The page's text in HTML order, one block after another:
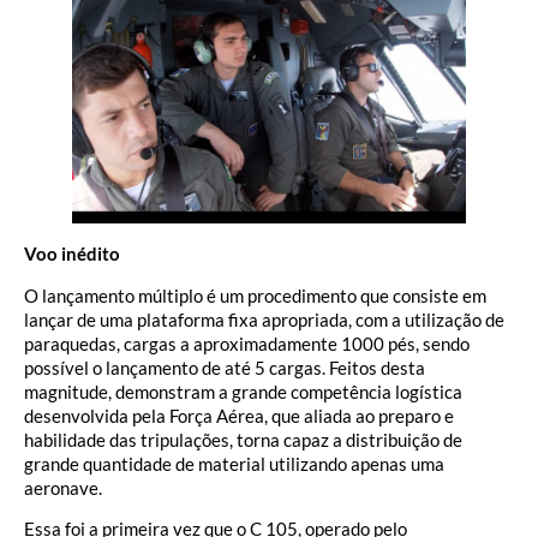
Voo inédito
O lançamento múltiplo é um procedimento que consiste em
lançar de uma plataforma fixa apropriada, com a utilização de
paraquedas, cargas a aproximadamente 1000 pés, sendo
possível o lançamento de até 5 cargas. Feitos desta
magnitude, demonstram a grande competência logística
desenvolvida pela Força Aérea, que aliada ao preparo e
habilidade das tripulações, torna capaz a distribuição de
grande quantidade de material utilizando apenas uma
aeronave.
Essa foi a primeira vez que o C 105, operado pelo